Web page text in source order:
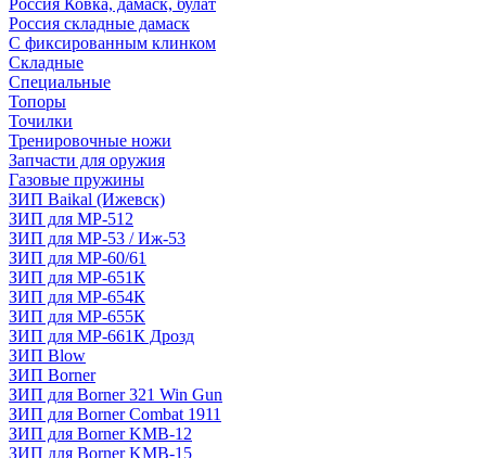
Россия Ковка, дамаск, булат
Россия складные дамаск
С фиксированным клинком
Складные
Специальные
Топоры
Точилки
Тренировочные ножи
Запчасти для оружия
Газовые пружины
ЗИП Baikal (Ижевск)
ЗИП для МР-512
ЗИП для МР-53 / Иж-53
ЗИП для МР-60/61
ЗИП для МР-651К
ЗИП для МР-654К
ЗИП для МР-655К
ЗИП для МР-661К Дрозд
ЗИП Blow
ЗИП Borner
ЗИП для Borner 321 Win Gun
ЗИП для Borner Combat 1911
ЗИП для Borner KMB-12
ЗИП для Borner KMB-15